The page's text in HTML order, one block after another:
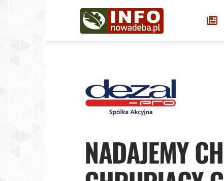
Infonowadeba.pl